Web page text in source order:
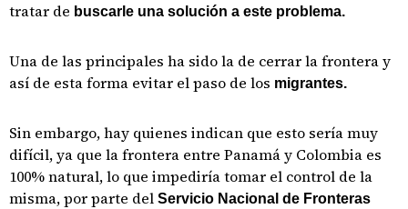
tratar de buscarle una solución a este problema.
Una de las principales ha sido la de cerrar la frontera y
así de esta forma evitar el paso de los migrantes.
Sin embargo, hay quienes indican que esto sería muy
difícil, ya que la frontera entre Panamá y Colombia es
100% natural, lo que impediría tomar el control de la
misma, por parte del Servicio Nacional de Fronteras